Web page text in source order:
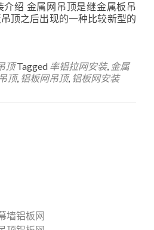
绍 金属网吊顶是继金属板吊
顶之后出现的一种比较新型的
顶 Tagged 率铝拉网安装, 金属
顶, 铝板网吊顶, 铝板网安装
墙铝板网